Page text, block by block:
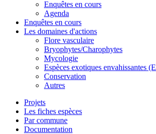
Enquêtes en cours
Agenda
Enquêtes en cours
Les domaines d'actions
Flore vasculaire
Bryophytes/Charophytes
Mycologie
Espèces exotiques envahissantes
Conservation
Autres
Projets
Les fiches espèces
Par commune
Documentation